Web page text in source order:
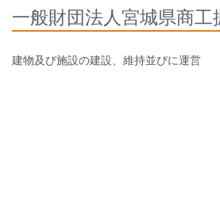
一般財団法人宮城県商
建物及び施設の建設、維持並びに運営